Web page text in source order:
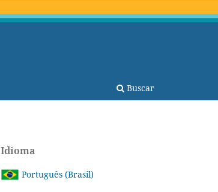
Buscar
Idioma
Português (Brasil)